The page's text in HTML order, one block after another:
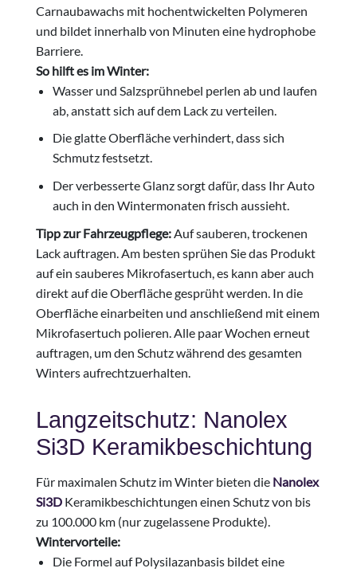
Carnaubawachs mit hochentwickelten Polymeren
und bildet innerhalb von Minuten eine hydrophobe
Barriere.
So hilft es im Winter:
Wasser und Salzsprühnebel perlen ab und laufen
ab, anstatt sich auf dem Lack zu verteilen.
Die glatte Oberfläche verhindert, dass sich
Schmutz festsetzt.
Der verbesserte Glanz sorgt dafür, dass Ihr Auto
auch in den Wintermonaten frisch aussieht.
Tipp zur Fahrzeugpflege: Auf sauberen, trockenen
Lack auftragen. Am besten sprühen Sie das Produkt
auf ein sauberes Mikrofasertuch, es kann aber auch
direkt auf die Oberfläche gesprüht werden. In die
Oberfläche einarbeiten und anschließend mit einem
Mikrofasertuch polieren. Alle paar Wochen erneut
auftragen, um den Schutz während des gesamten
Winters aufrechtzuerhalten.
Langzeitschutz: Nanolex
Si3D Keramikbeschichtung
Für maximalen Schutz im Winter bieten die Nanolex
Si3D Keramikbeschichtungen einen Schutz von bis
zu 100.000 km (nur zugelassene Produkte).
Wintervorteile:
Die Formel auf Polysilazanbasis bildet eine